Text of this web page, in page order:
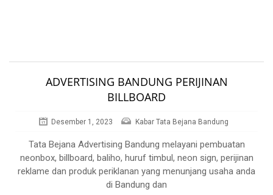
ADVERTISING BANDUNG PERIJINAN
BILLBOARD
Desember 1, 2023 Kabar Tata Bejana Bandung
Tata Bejana Advertising Bandung melayani pembuatan
neonbox, billboard, baliho, huruf timbul, neon sign, perijinan
reklame dan produk periklanan yang menunjang usaha anda
di Bandung dan